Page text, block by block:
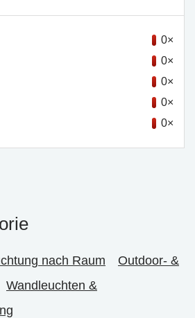
0×
0×
0×
0×
0×
nach Raum
Outdoor- &
Wandleuchten &